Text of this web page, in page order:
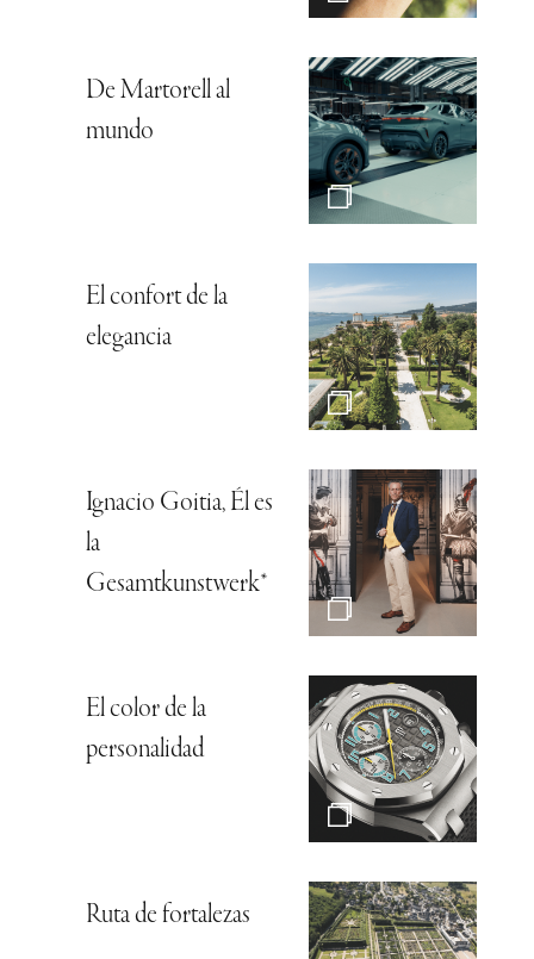
De Martorell al
mundo
El confort de la
elegancia
Ignacio Goitia, Él es
la
Gesamtkunstwerk*
El color de la
personalidad
Ruta de fortalezas